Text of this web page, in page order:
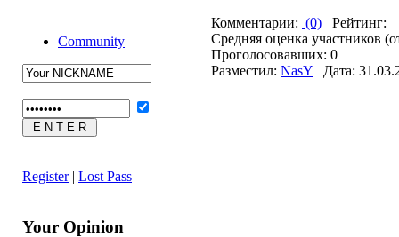
Community
Register| Lost Pass
Your Opinion
Комментарии: (0) Рейтинг:
Средняя оценка участников
Проголосовавших: 0
Разместил: NasY Дата: